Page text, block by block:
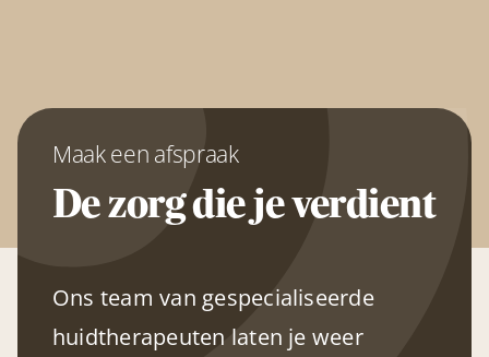
Maak een afspraak
De zorg die je verdient
Ons team van gespecialiseerde
huidtherapeuten laten je weer